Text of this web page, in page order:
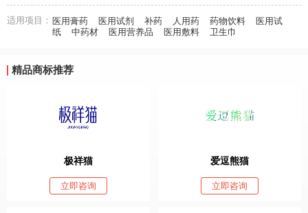
适用项目： 医用膏药 医用试剂 补药 人用药 药物饮料
医用试
纸
中药材 医用营养品 医用敷料 卫生巾
精品商标推荐
极祥猫
立即咨询
爱逗熊猫
立即咨询